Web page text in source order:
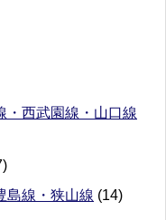
・西武園線・山口線
島線・狭山線 (14)